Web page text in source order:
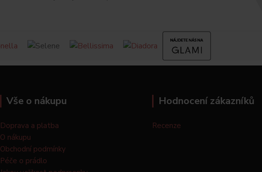
Vše o nákupu
Doprava a platba
O nákupu
Obchodní podmínky
Péče o prádlo
Hodnocení zákazníků
Recenze